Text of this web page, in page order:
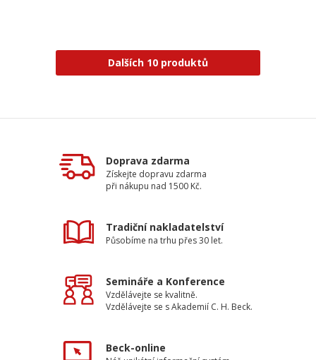
Dalších 10 produktů
Doprava zdarma
Získejte dopravu zdarma
při nákupu nad 1500 Kč.
Tradiční nakladatelství
Působíme na trhu přes 30 let.
Semináře a Konference
Vzdělávejte se kvalitně.
Vzdělávejte se s Akademií C. H. Beck.
Beck-online